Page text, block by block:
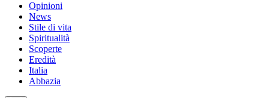
Opinioni
News
Stile di vita
Spiritualità
Scoperte
Eredità
Italia
Abbazia